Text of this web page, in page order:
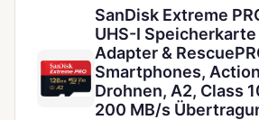
SanDisk Extreme
UHS-I Speicherkarte
Adapter &
Smartphones,
Drohnen, A2, Class
200 MB/s